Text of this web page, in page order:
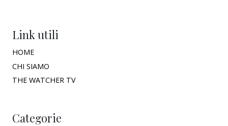
Link utili
HOME
CHI SIAMO
THE WATCHER TV
Categorie